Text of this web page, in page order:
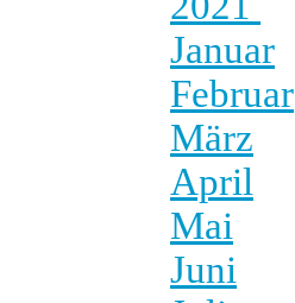
Januar
Februar
März
April
Mai
Juni